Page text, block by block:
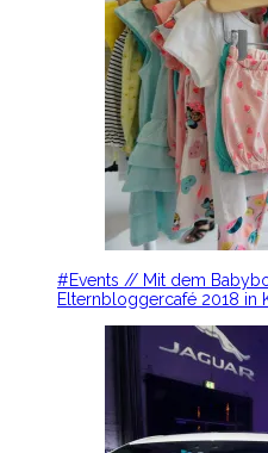
#Events // Mit dem
Elternbloggercafé 2018 in